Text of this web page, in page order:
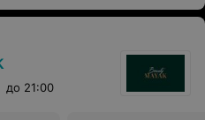
до 21:00